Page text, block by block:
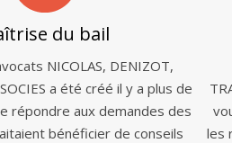
du bail
NICOLAS, DENIZOT,
a été créé il y a plus de
répondre aux demandes des
bénéficier de conseils
les